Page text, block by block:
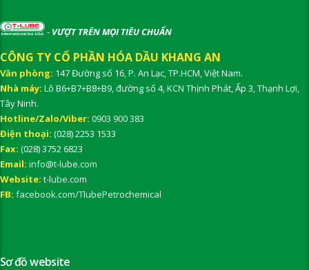
- VƯỢT TRÊN MỌI TIÊU CHUẨN
CÔNG TY CỔ PHẦN HÓA DẦU KHANG AN
Văn phòng: 147 Đường số 16, P. An Lạc, TP.HCM, Việt Nam.
Nhà máy: Lô B6+B7+B8+B9, đường số 4, KCN Thịnh Phát, Ấp 3, Thạnh Lợi,
Tây Ninh.
Hotline/Zalo/Viber: 0903 900 383
Điện thoại: (028) 2253 1533
Fax: (028) 3752 6823
Email: info@t-lube.com
Website: t-lube.com
FB: facebook.com/TlubePetrochemical
Sơ đồ website